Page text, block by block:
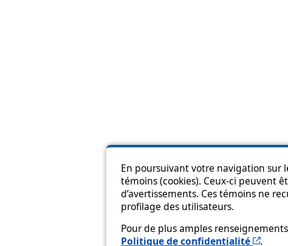
En poursuivant votre navigation sur
témoins (cookies). Ceux-ci peuvent
d’avertissements. Ces témoins ne
profilage des utilisateurs.
Pour de plus amples
Politique de confidentialité
Cet
.
Plan